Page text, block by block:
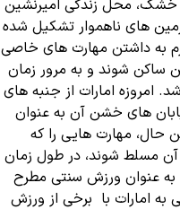
محل زندگی امیرنشین
های ناهموار تشکیل شده
به داشتن مهارت های خاصی
ساکن شوند و به مرور زمان
امروزه امارات از جنبه های
های خشن آن به عنوان
حال، مهارت هایی را که
آن مسلط شوند، در طول زمان
به عنوان ورزش سنتی مطرح
امارات با برخی از ورزش